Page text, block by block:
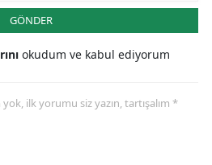
GÖNDER
okudum ve kabul ediyorum
ilk yorumu siz yazın, tartışalım *